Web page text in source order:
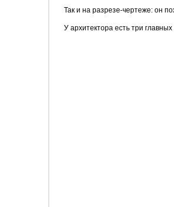
Так и на разрезе-чертеже: он
У архитектора есть три